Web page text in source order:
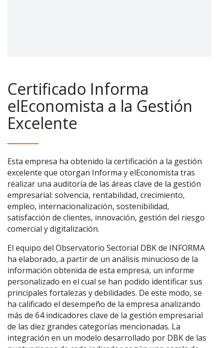
Certificado Informa
elEconomista a la Gestión
Excelente
Esta empresa ha obtenido la certificación a la gestión
excelente que otorgan Informa y elEconomista tras
realizar una auditoría de las áreas clave de la gestión
empresarial: solvencia, rentabilidad, crecimiento,
empleo, internacionalización, sostenibilidad,
satisfacción de clientes, innovación, gestión del riesgo
comercial y digitalización.
El equipo del Observatorio Sectorial DBK de INFORMA
ha elaborado, a partir de un análisis minucioso de la
información obtenida de esta empresa, un informe
personalizado en el cual se han podido identificar sus
principales fortalezas y debilidades. De este modo, se
ha calificado el desempeño de la empresa analizando
más de 64 indicadores clave de la gestión empresarial
de las diez grandes categorías mencionadas. La
integración en un modelo desarrollado por DBK de las